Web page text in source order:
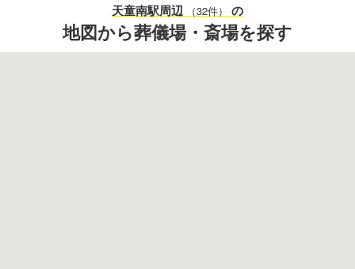
天童南駅周辺 （32件） の
地図から葬儀場・斎場を探す